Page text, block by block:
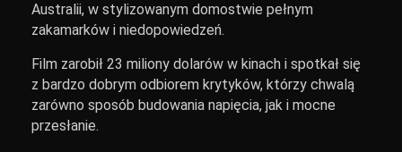
Australii, w stylizowanym domostwie pełnym
zakamarków i niedopowiedzeń.
Film zarobił 23 miliony dolarów w kinach i spotkał się
z bardzo dobrym odbiorem krytyków, którzy chwalą
zarówno sposób budowania napięcia, jak i mocne
przesłanie.